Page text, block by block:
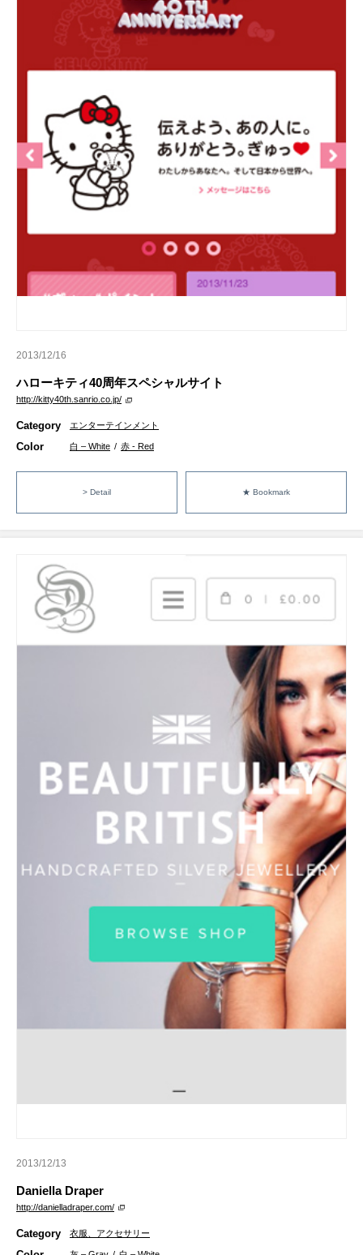
2013/12/16
ハローキティ40周年スペシャルサイト
http://kitty40th.sanrio.co.jp/
Category エンターテインメント
Color 白 – White / 赤 - Red
> Detail ★ Bookmark
2013/12/13
Daniella Draper
http://danielladraper.com/
Category 衣服、アクセサリー